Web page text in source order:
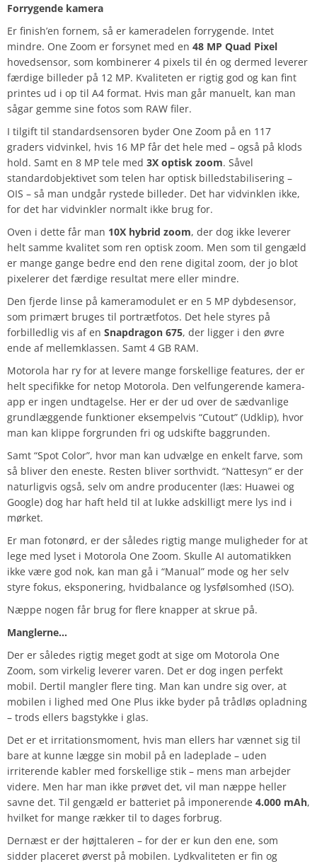
Forrygende kamera
Er finish’en fornem, så er kameradelen forrygende. Intet
mindre. One Zoom er forsynet med en 48 MP Quad Pixel
hovedsensor, som kombinerer 4 pixels til én og dermed leverer
færdige billeder på 12 MP. Kvaliteten er rigtig god og kan fint
printes ud i op til A4 format. Hvis man går manuelt, kan man
sågar gemme sine fotos som RAW filer.
I tilgift til standardsensoren byder One Zoom på en 117
graders vidvinkel, hvis 16 MP får det hele med – også på klods
hold. Samt en 8 MP tele med 3X optisk zoom. Såvel
standardobjektivet som telen har optisk billedstabilisering –
OIS – så man undgår rystede billeder. Det har vidvinklen ikke,
for det har vidvinkler normalt ikke brug for.
Oven i dette får man 10X hybrid zoom, der dog ikke leverer
helt samme kvalitet som ren optisk zoom. Men som til gengæld
er mange gange bedre end den rene digital zoom, der jo blot
pixelerer det færdige resultat mere eller mindre.
Den fjerde linse på kameramodulet er en 5 MP dybdesensor,
som primært bruges til portrætfotos. Det hele styres på
forbilledlig vis af en Snapdragon 675, der ligger i den øvre
ende af mellemklassen. Samt 4 GB RAM.
Motorola har ry for at levere mange forskellige features, der er
helt specifikke for netop Motorola. Den velfungerende kamera-
app er ingen undtagelse. Her er der ud over de sædvanlige
grundlæggende funktioner eksempelvis “Cutout” (Udklip), hvor
man kan klippe forgrunden fri og udskifte baggrunden.
Samt “Spot Color”, hvor man kan udvælge en enkelt farve, som
så bliver den eneste. Resten bliver sorthvidt. “Nattesyn” er der
naturligvis også, selv om andre producenter (læs: Huawei og
Google) dog har haft held til at lukke adskilligt mere lys ind i
mørket.
Er man fotonørd, er der således rigtig mange muligheder for at
lege med lyset i Motorola One Zoom. Skulle AI automatikken
ikke være god nok, kan man gå i “Manual” mode og her selv
styre fokus, eksponering, hvidbalance og lysfølsomhed (ISO).
Næppe nogen får brug for flere knapper at skrue på.
Manglerne…
Der er således rigtig meget godt at sige om Motorola One
Zoom, som virkelig leverer varen. Det er dog ingen perfekt
mobil. Dertil mangler flere ting. Man kan undre sig over, at
mobilen i lighed med One Plus ikke byder på trådløs opladning
– trods ellers bagstykke i glas.
Det er et irritationsmoment, hvis man ellers har vænnet sig til
bare at kunne lægge sin mobil på en ladeplade – uden
irriterende kabler med forskellige stik – mens man arbejder
videre. Men har man ikke prøvet det, vil man næppe heller
savne det. Til gengæld er batteriet på imponerende 4.000 mAh,
hvilket for mange rækker til to dages forbrug.
Dernæst er der højttaleren – for der er kun den ene, som
sidder placeret øverst på mobilen. Lydkvaliteten er fin og